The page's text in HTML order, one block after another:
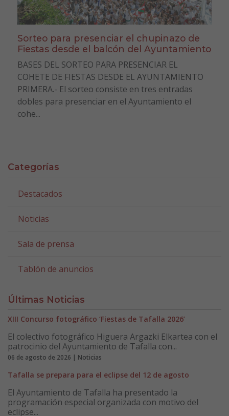
Sorteo para presenciar el chupinazo de
Fiestas desde el balcón del Ayuntamiento
BASES DEL SORTEO PARA PRESENCIAR EL
COHETE DE FIESTAS DESDE EL AYUNTAMIENTO
PRIMERA.- El sorteo consiste en tres entradas
dobles para presenciar en el Ayuntamiento el
cohe...
Categorías
Destacados
Noticias
Sala de prensa
Tablón de anuncios
Últimas Noticias
XIII Concurso fotográfico ‘Fiestas de Tafalla 2026’
El colectivo fotográfico Higuera Argazki Elkartea con el
patrocinio del Ayuntamiento de Tafalla con...
06 de agosto de 2026 | Noticias
Tafalla se prepara para el eclipse del 12 de agosto
El Ayuntamiento de Tafalla ha presentado la
programación especial organizada con motivo del
eclipse...